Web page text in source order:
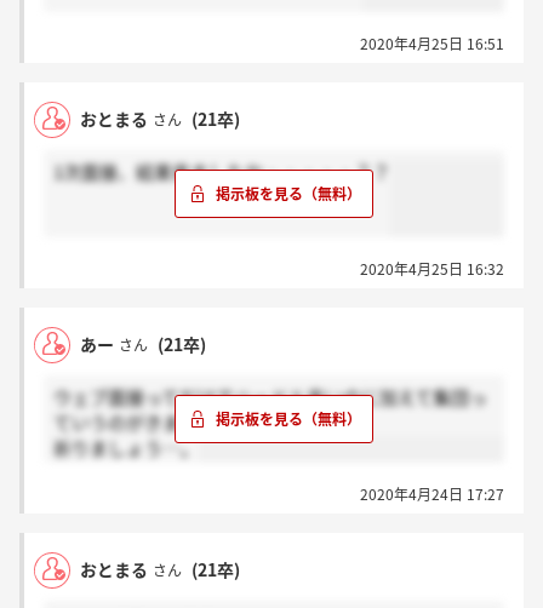
2020年4月25日 16:51
おとまる さん (21卒)
1次面接、結果来ましたか・・・・・？？
2020年4月25日 16:32
あー さん (21卒)
ウェブ面接ってだけでハードル高いのに加えて集団っ
ていうのがきましたね…。
祈りましょう…。
2020年4月24日 17:27
おとまる さん (21卒)